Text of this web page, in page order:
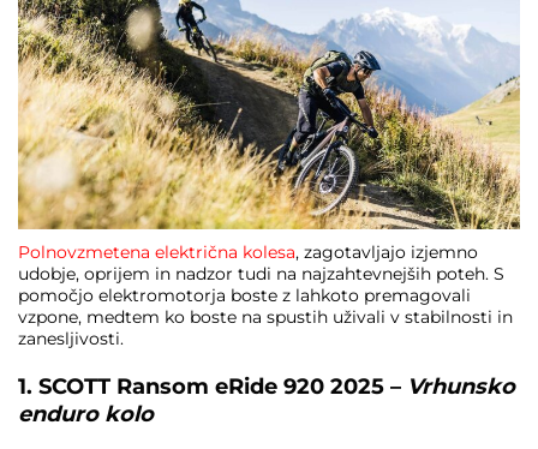
Polnovzmetena električna kolesa, zagotavljajo izjemno
udobje, oprijem in nadzor tudi na najzahtevnejših poteh. S
pomočjo elektromotorja boste z lahkoto premagovali
vzpone, medtem ko boste na spustih uživali v stabilnosti in
zanesljivosti.
1. SCOTT Ransom eRide 920 2025 – Vrhunsko
enduro kolo